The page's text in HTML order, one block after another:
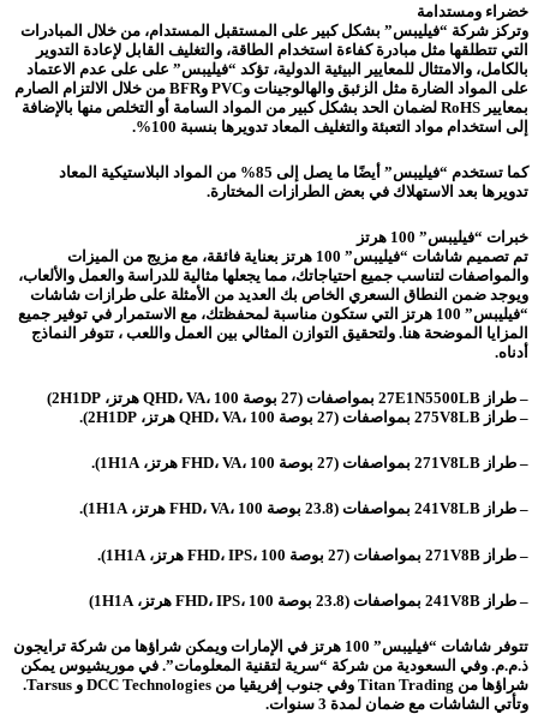
خضراء ومستدامة
وتركز شركة “فيليبس” بشكل كبير على المستقبل المستدام، من خلال المبادرات
التي تتطلقها مثل مبادرة كفاءة استخدام الطاقة، والتغليف القابل لإعادة التدوير
بالكامل، والامتثال للمعايير البيئية الدولية، تؤكد “فيليبس” على على عدم الاعتماد
على المواد الضارة مثل الزئبق والهالوجينات وPVC وBFR من خلال الالتزام الصارم
بمعايير RoHS لضمان الحد بشكل كبير من المواد السامة أو التخلص منها بالإضافة
إلى استخدام مواد التعبئة والتغليف المعاد تدويرها بنسبة 100%.
كما تستخدم “فيليبس” أيضًا ما يصل إلى 85% من المواد البلاستيكية المعاد
تدويرها بعد الاستهلاك في بعض الطرازات المختارة.
خبرات “فيليبس” 100 هرتز
تم تصميم شاشات “فيليبس” 100 هرتز بعناية فائقة، مع مزيج من الميزات
والمواصفات لتناسب جميع احتياجاتك، مما يجعلها مثالية للدراسة والعمل والألعاب،
ويوجد ضمن النطاق السعري الخاص بك العديد من الأمثلة على طرازات شاشات
“فيليبس” 100 هرتز التي ستكون مناسبة لمحفظتك، مع الاستمرار في توفير جميع
المزايا الموضحة هنا. ولتحقيق التوازن المثالي بين العمل واللعب ، تتوفر النماذج
أدناه.
– طراز 27E1N5500LB بمواصفات (27 بوصة QHD، VA، 100 هرتز، 2H1DP)
– طراز 275V8LB بمواصفات (27 بوصة QHD، VA، 100 هرتز، 2H1DP).
– طراز 271V8LB بمواصفات (27 بوصة FHD، VA، 100 هرتز، 1H1A).
– طراز 241V8LB بمواصفات (23.8 بوصة FHD، VA، 100 هرتز، 1H1A).
– طراز 271V8B بمواصفات (27 بوصة FHD، IPS، 100 هرتز، 1H1A).
– طراز 241V8B بمواصفات (23.8 بوصة FHD، IPS، 100 هرتز، 1H1A)
تتوفر شاشات “فيليبس” 100 هرتز في الإمارات ويمكن شراؤها من شركة ترايجون
ذ.م.م. وفي السعودية من شركة “سرية لتقنية المعلومات”. في موريشيوس يمكن
شراؤها من Titan Trading وفي جنوب إفريقيا من DCC Technologies و Tarsus.
وتأتي الشاشات مع ضمان لمدة 3 سنوات.